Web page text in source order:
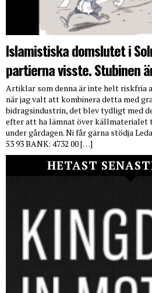
Islamistiska domslutet i
partierna visste. Stubinen
Artiklar som denna är inte helt riskfria
när jag valt att kombinera detta med
bidragsindustrin, det blev tydligt med
efter att ha lämnat över
under gårdagen. Ni får gärna stödja
53 93 BANK: 4732 00 […]
HETAST